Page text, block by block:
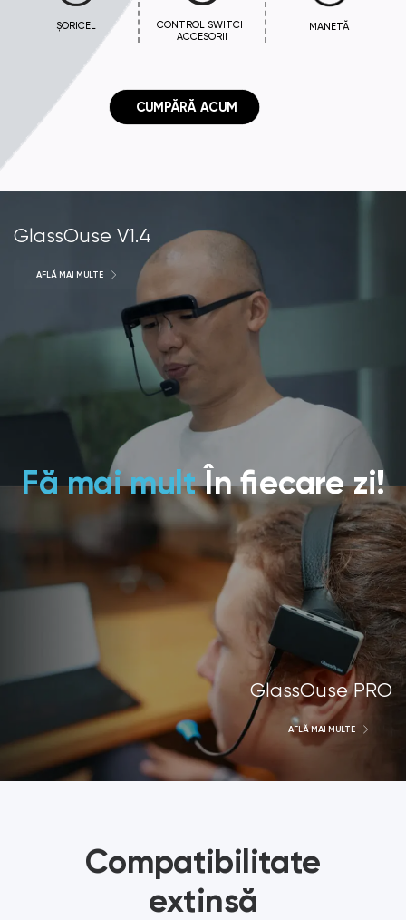
ȘORICEL
CONTROL SWITCH
ACCESORII
MANETĂ
CUMPĂRĂ ACUM
Fă mai multÎn fiecare zi!
GlassOuse V1.4
AFLĂ MAI MULTE
GlassOuse PRO
AFLĂ MAI MULTE
Compatibilitate
extinsă